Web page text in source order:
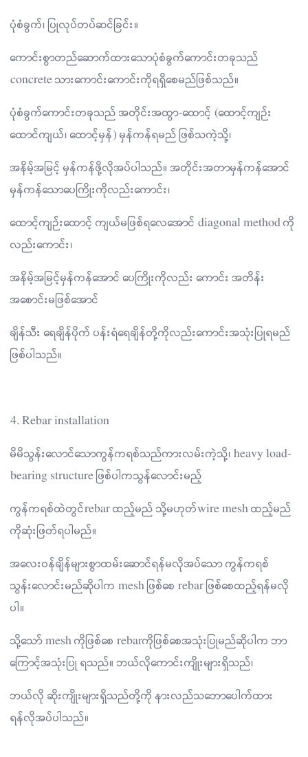
ပုံစံခွက်၊ ပြုလုပ်တပ်ဆင်ခြင်း။
ကောင်းစွာတည်ဆောက်ထားသောပုံစံခွက်ကောင်းတခုသည်
concrete သားကောင်းကောင်းကိုရရှိစေမည်ဖြစ်သည်။
ပုံစံခွက်ကောင်းတခုသည် အတိုင်းအထွာ-ထောင့် (ထောင့်ကျဉ်း
ထောင်ကျယ်၊ ထောင့်မှန်) မှန်ကန်ရမည် ဖြစ်သကဲ့သို့၊
အနိမ့်အမြင့် မှန်ကန်ဖို့လိုအပ်ပါသည်။ အတိုင်းအတာမှန်ကန်အောင်
မှန်ကန်သောပေကြိုးကိုလည်းကောင်း၊
ထောင့်ကျဉ်းထောင့် ကျယ်မဖြစ်ရလေအောင် diagonal method ကို
လည်းကောင်း၊
အနိမ့်အမြင့်မှန်ကန်အောင် ပေကြိုးကိုလည်း ကောင်း အတိန်း
အစောင်းမဖြစ်အောင်
ချိန်သီး ရေချိန်ပိုက် ပန်းရံရေချိန်တို့ကိုလည်းကောင်းအသုံးပြုရမည်
ဖြစ်ပါသည်။
4. Rebar installation
မိမိသွန်းလောင်သောကွန်ကရစ်သည်ကားလမ်းကဲ့သို့၊ heavy load-
bearing structure ဖြစ်ပါကသွန်လောင်းမည့်
ကွန်ကရစ်ထဲတွင်rebar ထည့်မည် သို့မဟုတ်wire mesh ထည့်မည်
ကိုဆုံးဖြတ်ရပါမည်။
အလေးဝန်ချိန်များစွာထမ်းဆောင်ရန်မလိုအပ်သော ကွန်ကရစ်
သွန်းလောင်းမည်ဆိုပါက mesh ဖြစ်စေ rebar ဖြစ်စေထည့်ရန်မလို
ပါ။
သို့သော် mesh ကိုဖြစ်စေ rebarကိုဖြစ်စေအသုံးပြုမည်ဆိုပါက ဘာ
ကြောင့်အသုံးပြု ရသည်။ ဘယ်လိုကောင်းကျိုးများရှိသည်၊
ဘယ်လို ဆိုးကျိုးများရှိသည်တို့ကို နားလည်သဘောပေါက်ထား
ရန်လိုအပ်ပါသည်။